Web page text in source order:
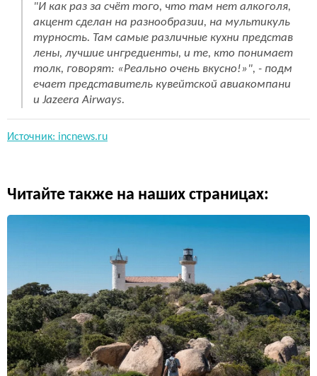
"И как раз за счёт того, что там нет алкоголя,
акцент сделан на разнообразии, на мультикуль
турность. Там самые различные кухни представ
лены, лучшие ингредиенты, и те, кто понимает
толк, говорят: «Реально очень вкусно!»", - подм
ечает представитель кувейтской авиакомпани
и Jazeera Airways.
Источник: incnews.ru
Читайте также на наших страницах: